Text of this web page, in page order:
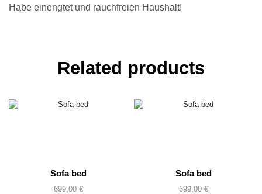
Habe einengtet und rauchfreien Haushalt!
Related products
Sofa bed
699,00 €
Sofa bed
699,00 €